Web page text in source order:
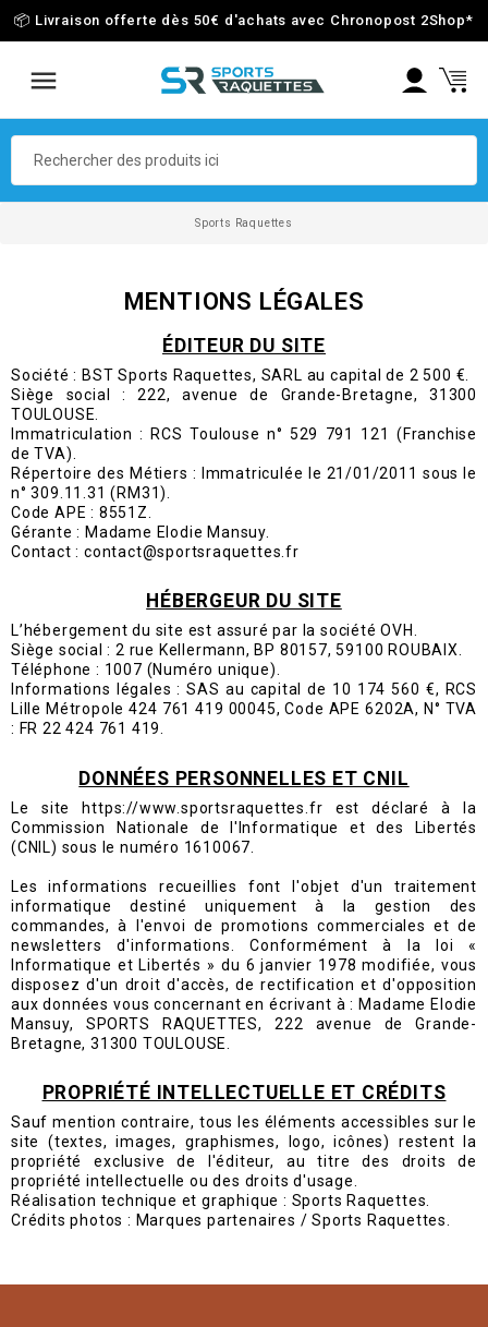
📦 Livraison offerte dès 50€ d'achats avec Chronopost 2Shop*
Sports Raquettes
MENTIONS LÉGALES
ÉDITEUR DU SITE
Société : BST Sports Raquettes, SARL au capital de 2 500 €.
Siège social : 222, avenue de Grande-Bretagne, 31300
TOULOUSE.
Immatriculation : RCS Toulouse n° 529 791 121 (Franchise
de TVA).
Répertoire des Métiers : Immatriculée le 21/01/2011 sous le
n° 309.11.31 (RM31).
Code APE : 8551Z.
Gérante : Madame Elodie Mansuy.
Contact : contact@sportsraquettes.fr
HÉBERGEUR DU SITE
L’hébergement du site est assuré par la société OVH.
Siège social : 2 rue Kellermann, BP 80157, 59100 ROUBAIX.
Téléphone : 1007 (Numéro unique).
Informations légales : SAS au capital de 10 174 560 €, RCS
Lille Métropole 424 761 419 00045, Code APE 6202A, N° TVA
: FR 22 424 761 419.
DONNÉES PERSONNELLES ET CNIL
Le site https://www.sportsraquettes.fr est déclaré à la
Commission Nationale de l'Informatique et des Libertés
(CNIL) sous le numéro 1610067.
Les informations recueillies font l'objet d'un traitement
informatique destiné uniquement à la gestion des
commandes, à l'envoi de promotions commerciales et de
newsletters d'informations. Conformément à la loi «
Informatique et Libertés » du 6 janvier 1978 modifiée, vous
disposez d'un droit d'accès, de rectification et d'opposition
aux données vous concernant en écrivant à : Madame Elodie
Mansuy, SPORTS RAQUETTES, 222 avenue de Grande-
Bretagne, 31300 TOULOUSE.
PROPRIÉTÉ INTELLECTUELLE ET CRÉDITS
Sauf mention contraire, tous les éléments accessibles sur le
site (textes, images, graphismes, logo, icônes) restent la
propriété exclusive de l'éditeur, au titre des droits de
propriété intellectuelle ou des droits d'usage.
Réalisation technique et graphique : Sports Raquettes.
Crédits photos : Marques partenaires / Sports Raquettes.